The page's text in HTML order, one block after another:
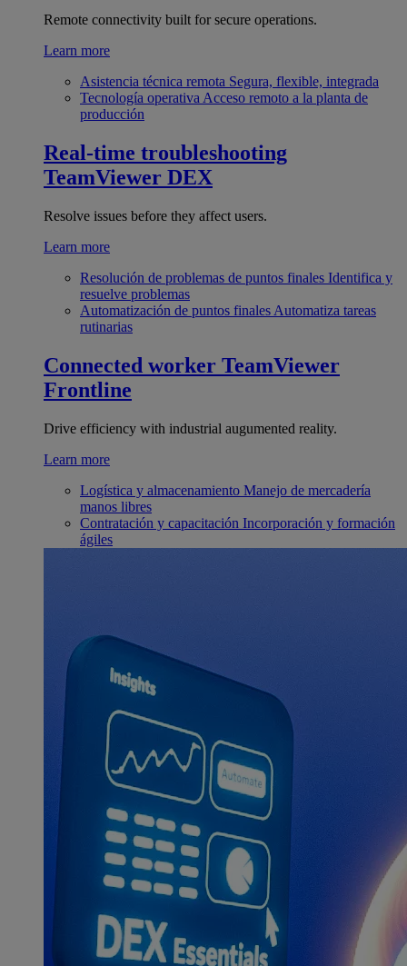
Remote connectivity built for secure operations.
Learn more
Asistencia técnica remota Segura, flexible, integrada
Tecnología operativa Acceso remoto a la planta de
producción
Real-time troubleshooting
TeamViewer DEX
Resolve issues before they affect users.
Learn more
Resolución de problemas de puntos finales Identifica y
resuelve problemas
Automatización de puntos finales Automatiza tareas
rutinarias
Connected worker TeamViewer
Frontline
Drive efficiency with industrial augumented reality.
Learn more
Logística y almacenamiento Manejo de mercadería
manos libres
Contratación y capacitación Incorporación y formación
ágiles